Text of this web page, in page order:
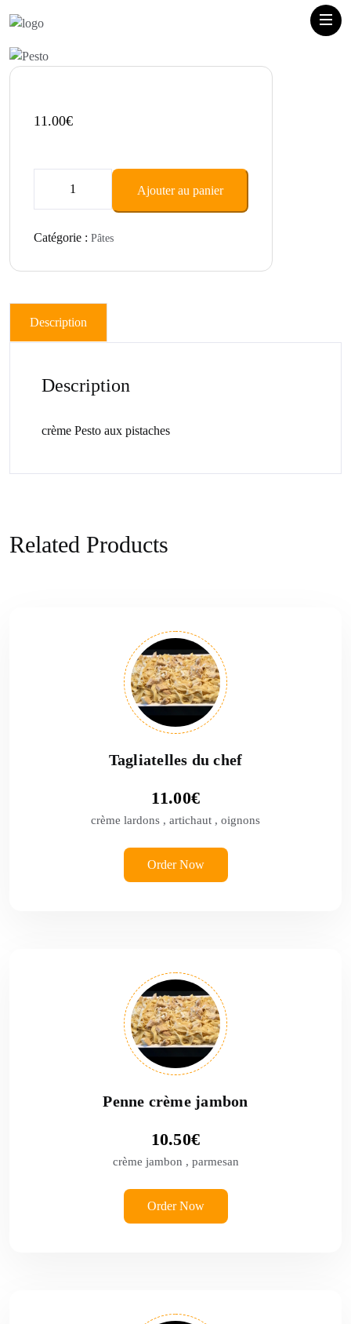
11.00€
Ajouter au panier
Catégorie : Pâtes
Description
Description
crème Pesto aux pistaches
Related Products
Tagliatelles du chef
11.00€
crème lardons , artichaut , oignons
Order Now
Penne crème jambon
10.50€
crème jambon , parmesan
Order Now